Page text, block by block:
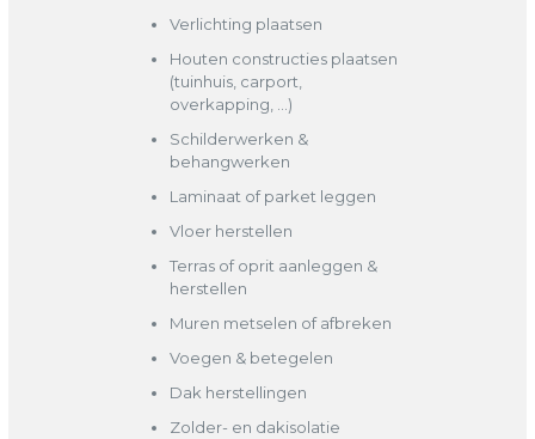
Verlichting plaatsen
Houten constructies plaatsen
(tuinhuis, carport,
overkapping, …)
Schilderwerken &
behangwerken
Laminaat of parket leggen
Vloer herstellen
Terras of oprit aanleggen &
herstellen
Muren metselen of afbreken
Voegen & betegelen
Dak herstellingen
Zolder- en dakisolatie